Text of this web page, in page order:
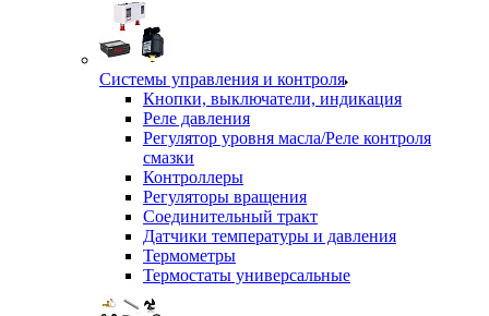
Системы управления и контроля
Кнопки, выключатели, индикация
Реле давления
Регулятор уровня масла/Реле контроля
смазки
Контроллеры
Регуляторы вращения
Соединительный тракт
Датчики температуры и давления
Термометры
Термостаты универсальные